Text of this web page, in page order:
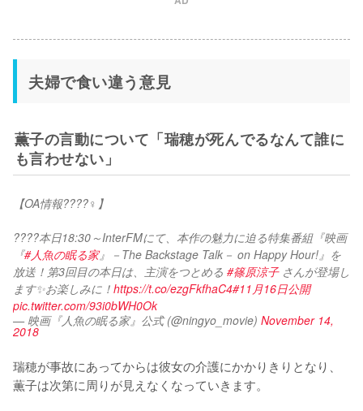
夫婦で食い違う意見
薫子の言動について「瑞穂が死んでるなんて誰に
も言わせない」
【OA情報????‍♀️】
????本日18:30～InterFMにて、本作の魅力に迫る特集番組『映画
『#人魚の眠る家』－The Backstage Talk－ on Happy Hour!』を
放送！第3回目の本日は、主演をつとめる #篠原涼子 さんが登場し
ます✨お楽しみに！ https://t.co/ezgFkfhaC4#11月16日公開
pic.twitter.com/93i0bWH0Ok
— 映画『人魚の眠る家』公式 (@ningyo_movie) November 14,
2018
瑞穂が事故にあってからは彼女の介護にかかりきりとなり、
薫子は次第に周りが見えなくなっていきます。